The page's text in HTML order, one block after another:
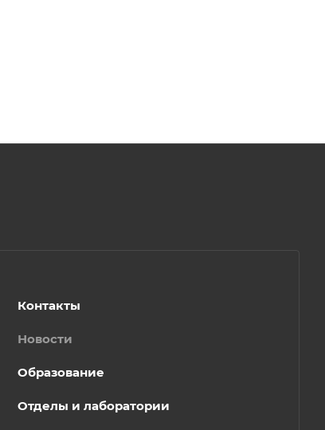
Контакты
Новости
Образование
Отделы и лаборатории